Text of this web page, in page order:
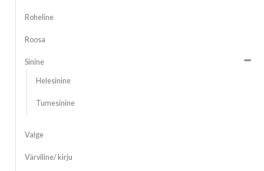
Roheline
Roosa
Sinine
Helesinine
Tumesinine
Valge
Värviline/ kirju